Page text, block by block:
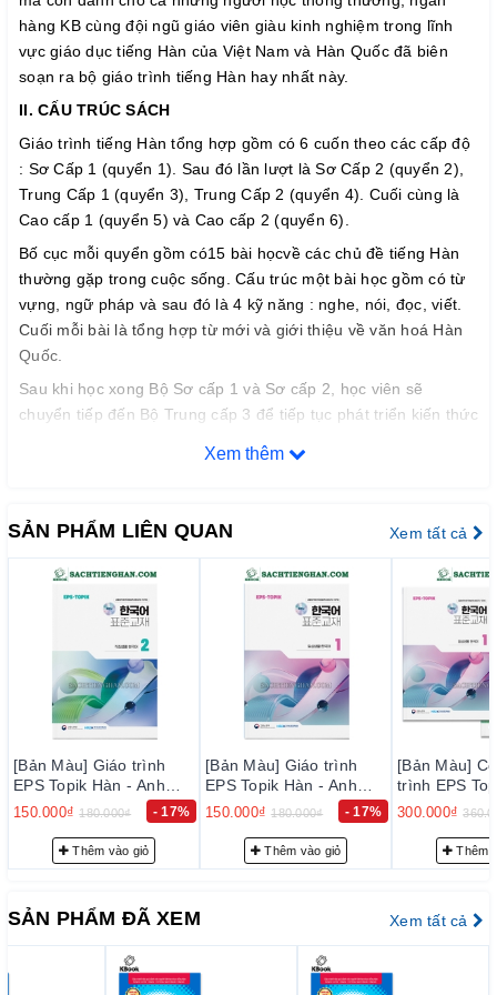
hàng KB cùng đội ngũ giáo viên giàu kinh nghiệm trong lĩnh
vực giáo dục tiếng Hàn của Việt Nam và Hàn Quốc đã biên
soạn ra bộ giáo trình tiếng Hàn hay nhất này.
II. CẤU TRÚC SÁCH
Giáo trình tiếng Hàn tổng hợp gồm có 6 cuốn theo các cấp độ
: Sơ Cấp 1 (quyển 1). Sau đó lần lượt là Sơ Cấp 2 (quyển 2),
Trung Cấp 1 (quyển 3), Trung Cấp 2 (quyển 4). Cuối cùng là
Cao cấp 1 (quyển 5) và Cao cấp 2 (quyển 6).
Bố cục mỗi quyển gồm có15 bài họcvề các chủ đề tiếng Hàn
thường gặp trong cuộc sống. Cấu trúc một bài học gồm có từ
vựng, ngữ pháp và sau đó là 4 kỹ năng : nghe, nói, đọc, viết.
Cuối mỗi bài là tổng hợp từ mới và giới thiệu về văn hoá Hàn
Quốc.
Sau khi học xong Bộ Sơ cấp 1 và Sơ cấp 2, học viên sẽ
chuyển tiếp đến Bộ Trung cấp 3 để tiếp tục phát triển kiến thức
–Chúng tôi cam kết chỉ phân phối và mang đến cho quý khách
hàng những đầu sách tiếng Hàn chất lượng tốt nhất trên thị
trường hiện nay, đảm bảo đúng chất lượng sách đẹp, nội dung
rõ ràng và đầy đủ chi tiết.
– Bảo đảm mỗi quyển sách trước khi xuất kho đều phải qua
thực hiện kiểm tra kỹ lưỡng để loại trừ sự cố có thể xảy ra
trong thời gian sớm nhất, nhằm đạt tiêu chuẩn chất lượng tốt
với độ tin cậy cao, thoả mãn nhu cầu của khách hàng.
– Luôn luôn lắng nghe, luôn luôn cải tiến để chất lượng của
sản phẩm và dịch vụ ngày càng tốt hơn.
2. Cam kết vềphục vụtrước bán hàng:
Đội ngũ tư vấn viên của chúng tôi sẽ tư vấn thông tin trước
– Giao hàng nhanh và đúng thời gian theo yêu cầu.
Xem thêm
SẢN PHẨM LIÊN QUAN Xem tất cả
[Bản Màu] Giáo trình
EPS Topik Hàn - Anh
Bản Mới 2024 Tập 2 -
EPS-Topik NEW 한국어
표준교재 2 (일상생활 한
국어)
150.000₫ 180.000₫ - 17%
Thêm vào giỏ
[Bản Màu] Giáo trình
EPS Topik Hàn - Anh
Bản Mới 2024 Tập 1 -
EPS-Topik NEW 한국어
표준교재 1 (일상생활 한
국어)
150.000₫ 180.000₫ - 17%
Thêm vào giỏ
[Bản Màu]
trình EPS
Anh Bản Mới
국어 표준교
생활 한국어)
300.000₫
Thêm
SẢN PHẨM ĐÃ XEM Xem tất cả